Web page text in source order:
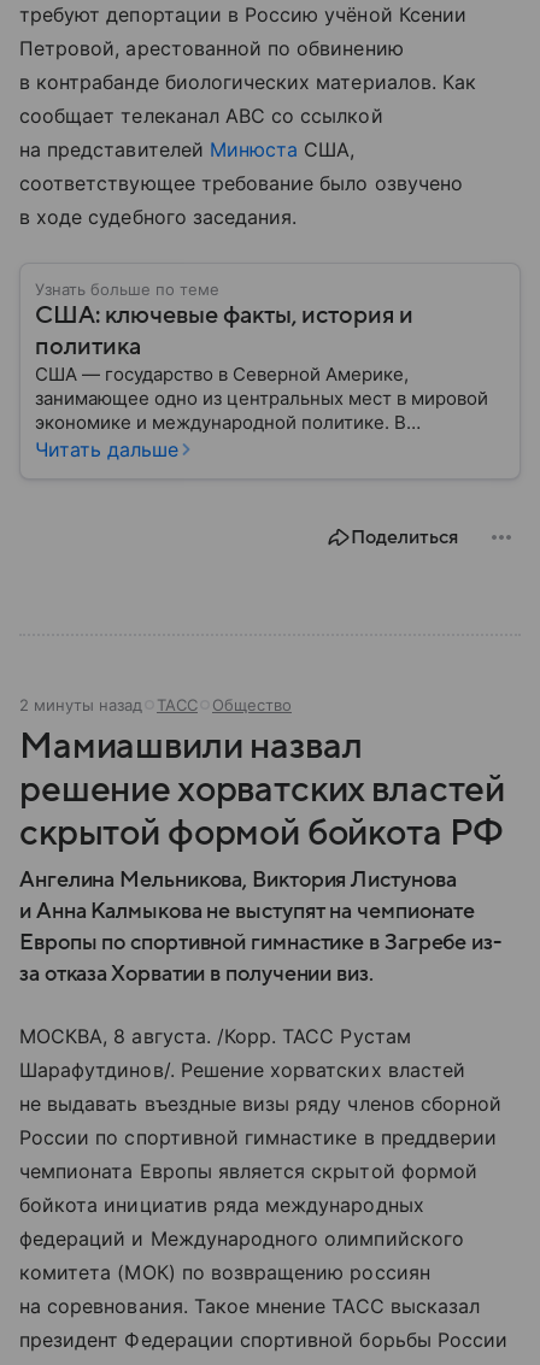
требуют депортации в Россию учёной Ксении
Петровой, арестованной по обвинению
в контрабанде биологических материалов. Как
сообщает телеканал ABC со ссылкой
на представителей Минюста США,
соответствующее требование было озвучено
в ходе судебного заседания.
Узнать больше по теме
США: ключевые факты, история и
политика
США — государство в Северной Америке,
занимающее одно из центральных мест в мировой
экономике и международной политике. В
материале — основные сведения об этой стране.
Читать дальше
Поделиться
2 минуты назад ТАСС Общество
Мамиашвили назвал
решение хорватских властей
скрытой формой бойкота РФ
Ангелина Мельникова, Виктория Листунова
и Анна Калмыкова не выступят на чемпионате
Европы по спортивной гимнастике в Загребе из-
за отказа Хорватии в получении виз.
МОСКВА, 8 августа. /Корр. ТАСС Рустам
Шарафутдинов/. Решение хорватских властей
не выдавать въездные визы ряду членов сборной
России по спортивной гимнастике в преддверии
чемпионата Европы является скрытой формой
бойкота инициатив ряда международных
федераций и Международного олимпийского
комитета (МОК) по возвращению россиян
на соревнования. Такое мнение ТАСС высказал
президент Федерации спортивной борьбы России